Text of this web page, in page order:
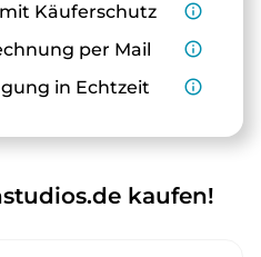
Käuferschutz
info_outline
per Mail
info_outline
in Echtzeit info_outline
kaufen!